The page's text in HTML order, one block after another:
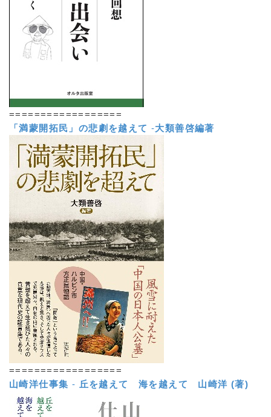
==================
「満蒙開拓民」の悲劇を越えて -大類善啓編著
==================
山崎洋仕事集 - 丘を越えて 海を越えて 山崎洋 (著)